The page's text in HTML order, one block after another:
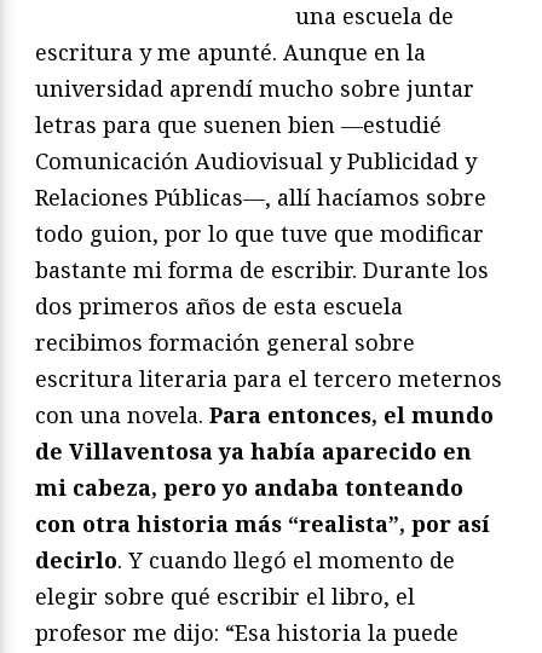
una escuela de
escritura y me apunté. Aunque en la
universidad aprendí mucho sobre juntar
letras para que suenen bien ―estudié
Comunicación Audiovisual y Publicidad y
Relaciones Públicas―, allí hacíamos sobre
todo guion, por lo que tuve que modificar
bastante mi forma de escribir. Durante los
dos primeros años de esta escuela
recibimos formación general sobre
escritura literaria para el tercero meternos
con una novela. Para entonces, el mundo
de Villaventosa ya había aparecido en
mi cabeza, pero yo andaba tonteando
con otra historia más “realista”, por así
decirlo. Y cuando llegó el momento de
elegir sobre qué escribir el libro, el
profesor me dijo: “Esa historia la puede